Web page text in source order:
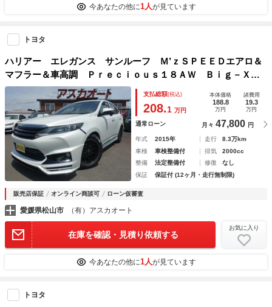
今あなたの他に1人が見ています
トヨタ
ハリアー エレガンス サンルーフ Ｍ’ｚＳＰＥＥＤエアロ＆
マフラー＆車高調 Ｐｒｅｃｉｏｕｓ１８ＡＷ Ｂｉｇ－Ｘ９
型ナビ フルセグＴＶ バックカメラ ＥＴＣ ドラレコ
支払総額(税込)
208.1 万円
本体価格
188.8
万円
諸費用
19.3
万円
通常ローン 月々 47,800 円
年式 2015年 走行
8.3万km
車検
車検整備付 排気
2000cc
整備
法定整備付 修復
なし
保証
保証付 (12ヶ月・走行無制限)
販売店保証 オンライン商談可 ローン仮審査
愛媛県松山市 （有）アスカオート
在庫を確認・見積り依頼する
お気に入り
今あなたの他に1人が見ています
トヨタ